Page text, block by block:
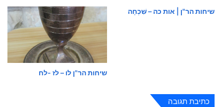
שיחות הר"ן | אות כה – שִּׁכְחָה
שיחות הר"ן לו – לז -לח
כתיבת תגובה